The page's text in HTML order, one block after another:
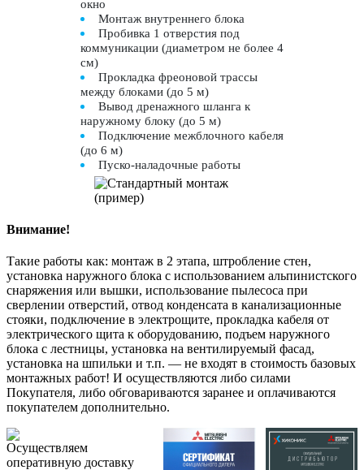
окно
Монтаж внутреннего блока
Пробивка 1 отверстия под
коммуникации (диаметром не более 4
см)
Прокладка фреоновой трассы
между блоками (до 5 м)
Вывод дренажного шланга к
наружному блоку (до 5 м)
Подключение межблочного кабеля
(до 6 м)
Пуско-наладочные работы
Внимание!
Такие работы как: монтаж в 2 этапа, штробление стен,
установка наружного блока с использованием альпинистского
снаряжения или вышки, использование пылесоса при
сверлении отверстий, отвод конденсата в канализационные
стояки, подключение в электрощите, прокладка кабеля от
электрического щита к оборудованию, подъем наружного
блока с лестницы, установка на вентилируемый фасад,
установка на шпильки и т.п. — не входят в стоимость базовых
монтажных работ! И осуществляются либо силами
Покупателя, либо обговариваются заранее и оплачиваются
покупателем дополнительно.
Осуществляем
оперативную доставку